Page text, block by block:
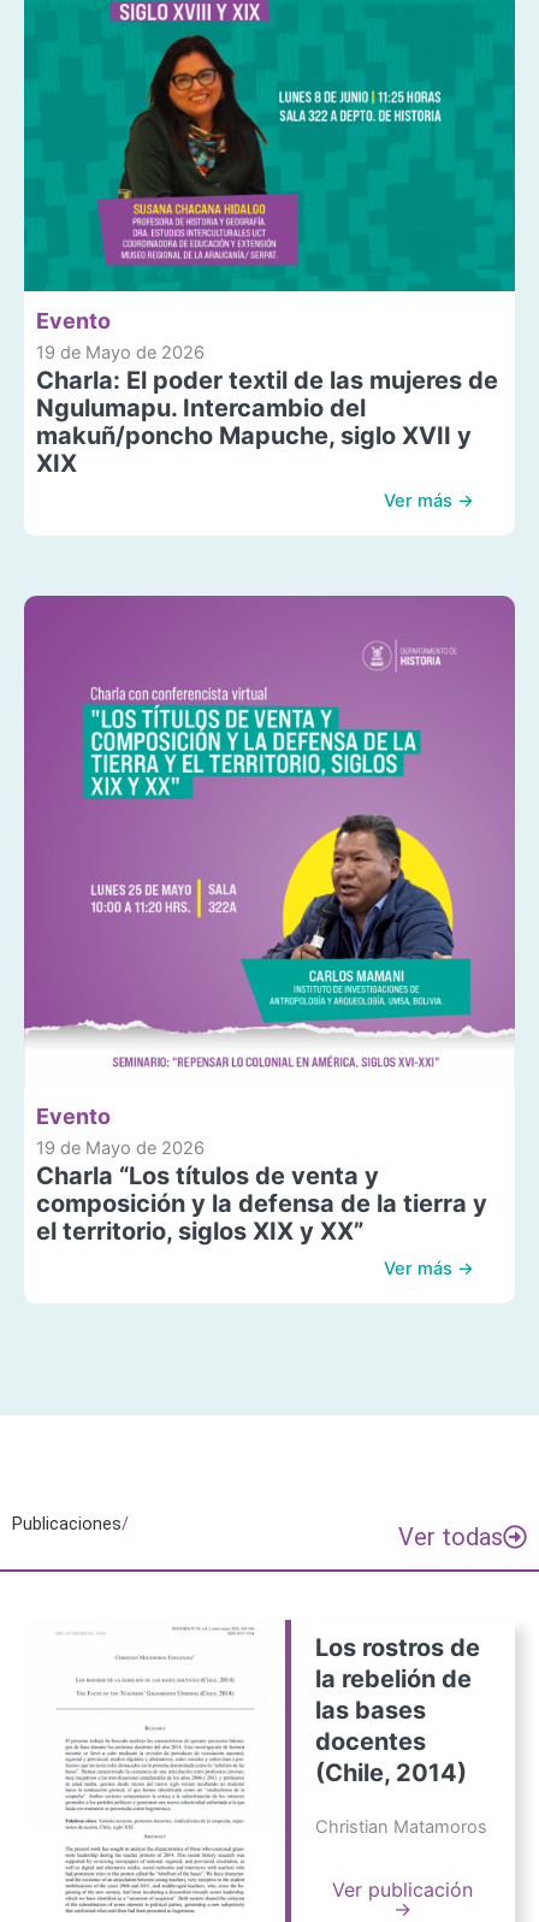
Evento
19 de Mayo de 2026
Charla: El poder textil de las mujeres de
Ngulumapu. Intercambio del
makuñ/poncho Mapuche, siglo XVII y
XIX
Ver más →
Evento
19 de Mayo de 2026
Charla “Los títulos de venta y
composición y la defensa de la tierra y
el territorio, siglos XIX y XX”
Ver más →
Publicaciones/ Ver todas
Los rostros de
la rebelión de
las bases
docentes
(Chile, 2014)
Christian Matamoros
Ver publicación
→